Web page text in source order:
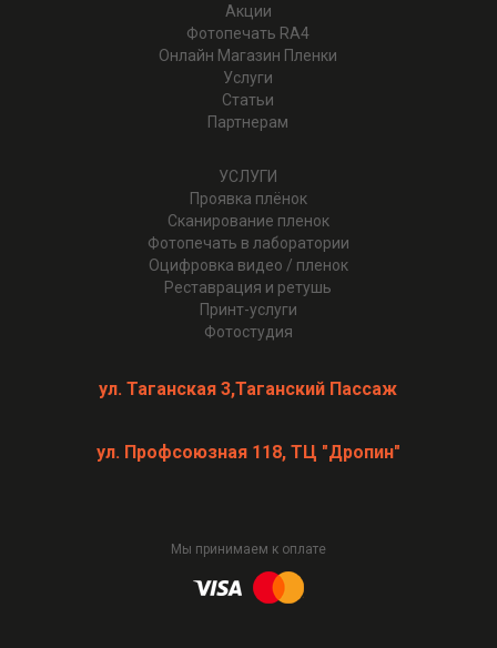
Акции
Фотопечать RA4
Онлайн Магазин Пленки
Услуги
Статьи
Партнерам
УСЛУГИ
Проявка плёнок
Cканирование пленок
Фотопечать в лаборатории
Оцифровка видео / пленок
Реставрация и ретушь
Принт-услуги
Фотостудия
ул. Таганская 3,Таганский Пассаж
ул. Профсоюзная 118, ТЦ "Дропин"
Мы принимаем к оплате